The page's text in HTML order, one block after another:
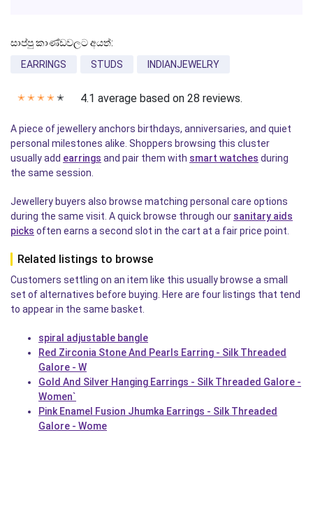
සාප්පු කාණ්ඩවලට අයත්:
EARRINGS
STUDS INDIANJEWELRY
✭ ✭ ✭ ✭ ✭ 4.1 average based on 28 reviews.
A piece of jewellery anchors birthdays, anniversaries, and quiet
personal milestones alike. Shoppers browsing this cluster
usually add earrings and pair them with smart watches during
the same session.
Jewellery buyers also browse matching personal care options
during the same visit. A quick browse through our sanitary aids
picks often earns a second slot in the cart at a fair price point.
Related listings to browse
Customers settling on an item like this usually browse a small
set of alternatives before buying. Here are four listings that tend
to appear in the same basket.
spiral adjustable bangle
Red Zirconia Stone And Pearls Earring - Silk Threaded
Galore - W
Gold And Silver Hanging Earrings - Silk Threaded Galore -
Women`
Pink Enamel Fusion Jhumka Earrings - Silk Threaded
Galore - Wome